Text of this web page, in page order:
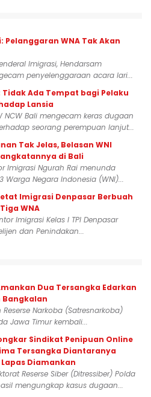
Pelanggaran WNA Tak Akan
Imigrasi, Hendarsam
penyelenggaraan acara lari...
Tidak Ada Tempat bagi Pelaku
Lansia
NCW Bali mengecam keras dugaan
seorang perempuan lanjut...
Tak Jelas, Belasan WNI
di Bali
Imigrasi Ngurah Rai menunda
Warga Negara Indonesia (WNI)...
Imigrasi Denpasar Berbuah
WNA
Imigrasi Kelas I TPI Denpasar
dan Penindakan...
Dua Tersangka Edarkan
Bangkalan
Reserse Narkoba (Satresnarkoba)
Jawa Timur kembali...
Sindikat Penipuan Online
Tersangka Diantaranya
Diamankan
Reserse Siber (Ditressiber) Polda
mengungkap kasus dugaan...